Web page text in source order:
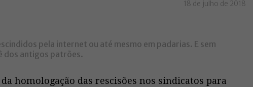
18 de julho de 2018
pela internet ou até mesmo em padarias. E sem
dos antigos patrões.
homologação das rescisões nos sindicatos para